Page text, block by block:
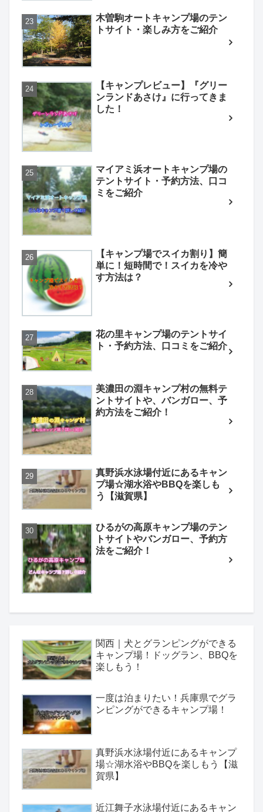
木曽駒オートキャンプ場のテン
トサイト・楽しみ方をご紹介
【キャンプレビュー】『グリー
ンランドあさけ』に行ってきま
した！
マイアミ浜オートキャンプ場の
テントサイト・予約方法、口コ
ミをご紹介
【キャンプ場でスイカ割り】簡
単に！短時間で！スイカを冷や
す方法は？
花の里キャンプ場のテントサイ
ト・予約方法、口コミをご紹介
美濃田の淵キャンプ村の無料テ
ントサイトや、バンガロー、予
約方法をご紹介！
真野浜水泳場付近にあるキャン
プ場☆湖水浴やBBQを楽しも
う【滋賀県】
ひるがの高原キャンプ場のテン
トサイトやバンガロー、予約方
法をご紹介！
関西｜犬とグランピングができる
キャンプ場！ドッグラン、BBQを
楽しもう！
一度は泊まりたい！兵庫県でグラ
ンピングができるキャンプ場！
真野浜水泳場付近にあるキャンプ
場☆湖水浴やBBQを楽しもう【滋
賀県】
近江舞子水泳場付近にあるキャン